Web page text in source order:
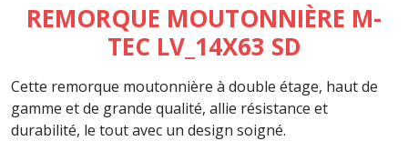
REMORQUE MOUTONNIÈRE M-
TEC LV_14X63 SD
Cette remorque moutonnière à double étage, haut de
gamme et de grande qualité, allie résistance et
durabilité, le tout avec un design soigné.